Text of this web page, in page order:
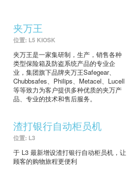
夹万王
位置: L5 KIOSK
夹万王是一家集研制，生产，销售各种
类型保险箱及防盗系统产品的专业企
业，集团旗下品牌夹万王Safegear、
Chubbsafes、Philips、Metacel、Lucell
等等致力为客户提供多种优质的夹万产
品、专业的技术和售后服务。
渣打银行自动柜员机
位置: L3
于 L3 最新增设渣打银行自动柜员机，让
顾客的购物旅程更便利